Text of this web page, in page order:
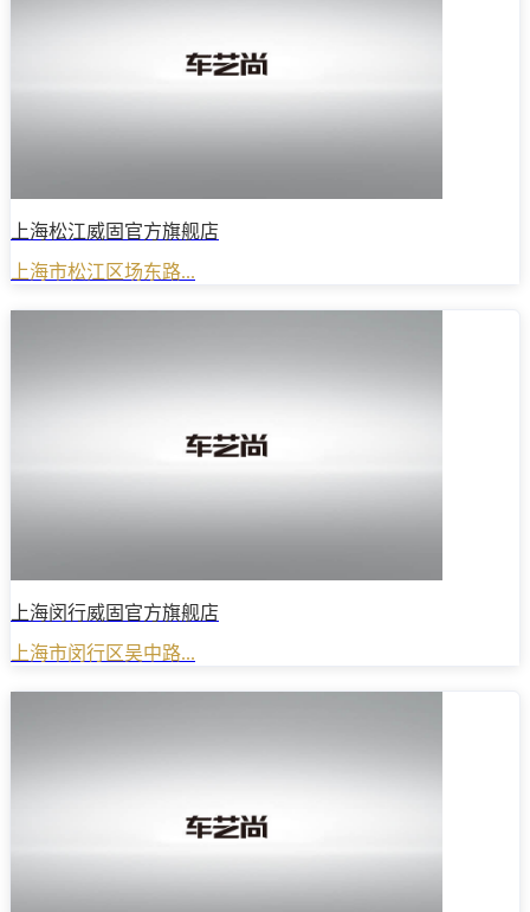
上海松江威固官方旗舰店
上海市松江区场东路...
上海闵行威固官方旗舰店
上海市闵行区吴中路...